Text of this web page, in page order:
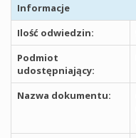
Informacje
Ilość odwiedzin:
Podmiot
udostępniający:
Nazwa dokumentu: